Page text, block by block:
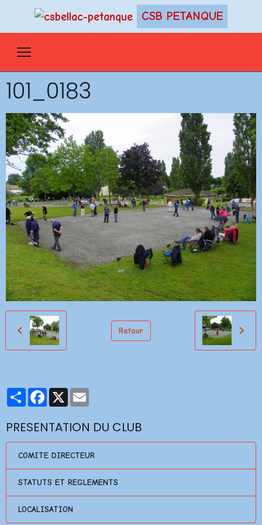
CSB PETANQUE
101_0183
Retour
PartagerFacebook
X
PRESENTATION DU CLUB
COMITE DIRECTEUR
STATUTS ET REGLEMENTS
LOCALISATION